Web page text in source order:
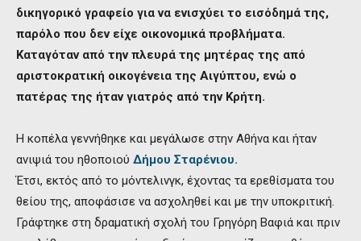
δικηγορικό γραφείο για να ενισχύει το εισόδημά της,
παρόλο που δεν είχε οικονομικά προβλήματα.
Καταγόταν από την πλευρά της μητέρας της από
αριστοκρατική οικογένεια της Αιγύπτου, ενώ ο
πατέρας της ήταν γιατρός από την Κρήτη.
Η κοπέλα γεννήθηκε και μεγάλωσε στην Αθήνα και ήταν
ανιψιά του ηθοποιού Δήμου Σταρένιου.
Έτσι, εκτός από το μόντελινγκ, έχοντας τα ερεθίσματα του
θείου της, αποφάσισε να ασχοληθεί και με την υποκριτική.
Γράφτηκε στη δραματική σχολή του Γρηγόρη Βαφιά και πριν